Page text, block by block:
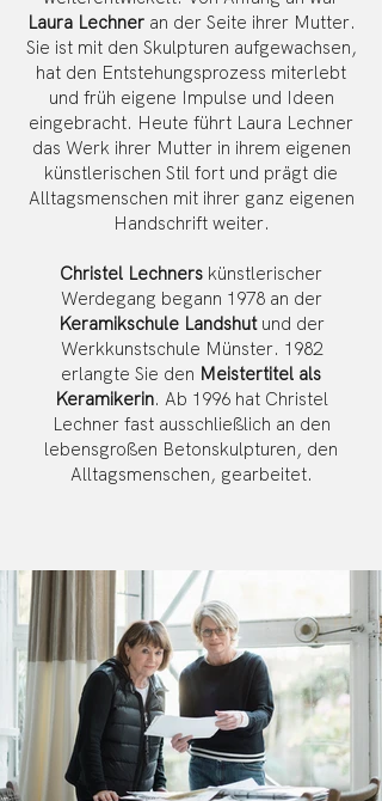
Laura Lechneran der Seite ihrer Mutter.
Sie ist mit den Skulpturen aufgewachsen,
hat den Entstehungsprozess miterlebt
und früh eigene Impulse und Ideen
eingebracht. Heute führt Laura Lechner
das Werk ihrer Mutter in ihrem eigenen
künstlerischen Stil fort und prägt die
Alltagsmenschen mit ihrer ganz eigenen
Handschrift weiter.
Christel Lechners künstlerischer
Werdegang begann 1978 an der
Keramikschule Landshutund der
Werkkunstschule Münster. 1982
erlangte Sie den Meistertitel als
Keramikerin. Ab 1996 hat Christel
Lechner fast ausschließlich an den
lebensgroßen Betonskulpturen, den
Alltagsmenschen, gearbeitet.